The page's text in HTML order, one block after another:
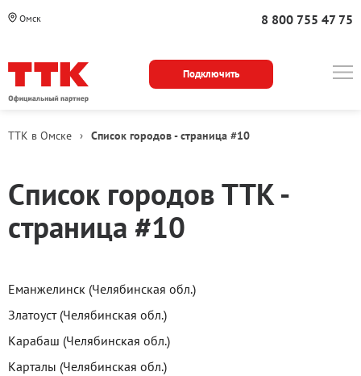
Омск 8 800 755 47 75
Подключить
ТТК в Омске › Список городов - страница #10
Список городов ТТК -
страница #10
Города
Еманжелинск (Челябинская обл.)
Златоуст (Челябинская обл.)
Карабаш (Челябинская обл.)
Карталы (Челябинская обл.)